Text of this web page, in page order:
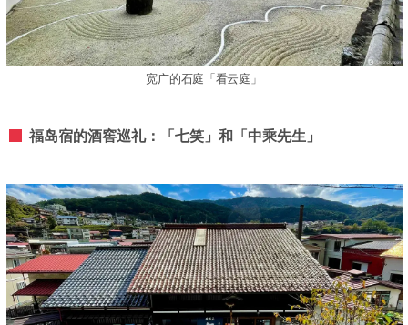
宽广的石庭「看云庭」
福岛宿的酒窖巡礼：「七笑」和「中乘先生」